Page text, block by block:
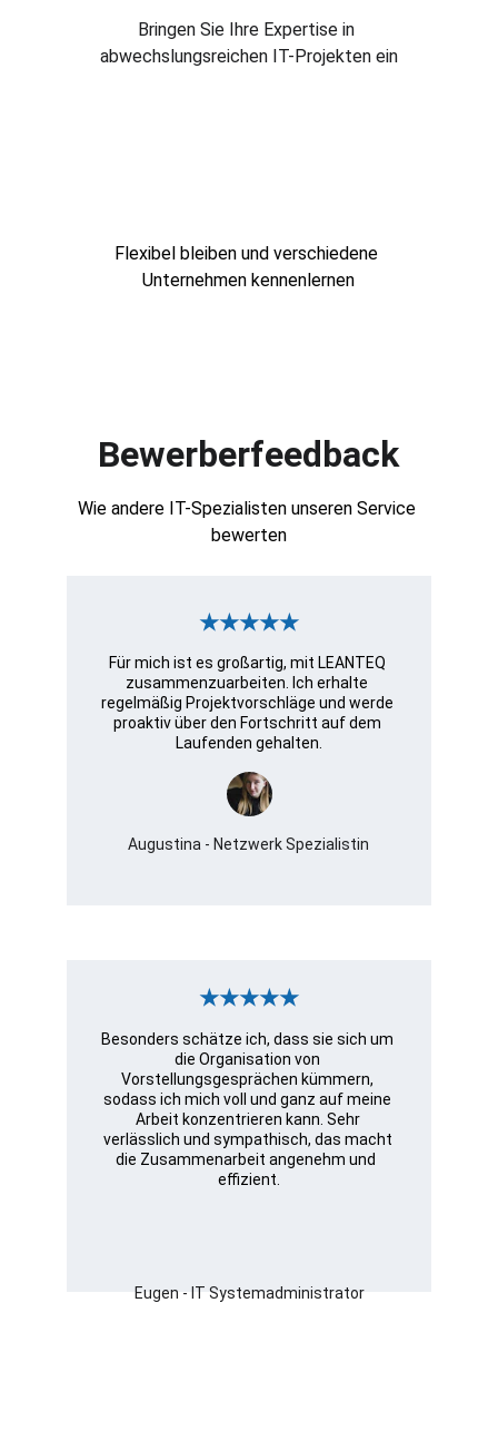
Bringen Sie Ihre Expertise in
abwechslungsreichen IT-Projekten ein
Flexibel bleiben und verschiedene
Unternehmen kennenlernen
Bewerberfeedback
Wie andere IT-Spezialisten unseren Service
bewerten
Besonders schätze ich, dass sie sich um
die Organisation von
Vorstellungsgesprächen kümmern,
sodass ich mich voll und ganz auf meine
Arbeit konzentrieren kann. Sehr
verlässlich und sympathisch, das macht
die Zusammenarbeit angenehm und
effizient.
Eugen - IT Systemadministrator
Für mich ist es großartig, mit LEANTEQ
zusammenzuarbeiten. Ich erhalte
regelmäßig Projektvorschläge und werde
proaktiv über den Fortschritt auf dem
Laufenden gehalten.
Augustina - Netzwerk Spezialistin
★★★★★
★★★★★